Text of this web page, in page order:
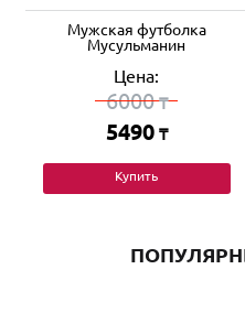
Мужская футболка
Мусульманин
Цена:
6000₸
5490 ₸
Купить